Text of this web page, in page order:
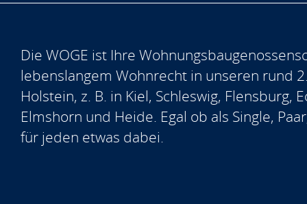
Die WOGE ist Ihre
lebenslangem Wohnrecht in unseren rund
Holstein, z. B. in Kiel, Schleswig,
Elmshorn und Heide. Egal ob als Single,
für jeden etwas dabei.